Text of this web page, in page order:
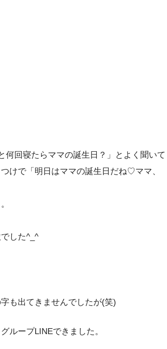
何回寝たらママの誕生日？」とよく聞いて
けで「明日はママの誕生日だね♡ママ、
した^_^
も出てきませんでしたが(笑)
ループLINEできました。